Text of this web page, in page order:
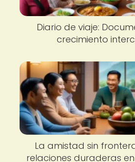
Diario de viaje:
crecimiento
La amistad sin
relaciones duraderas